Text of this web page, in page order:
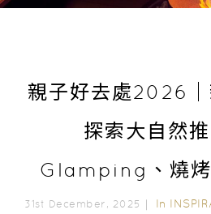
親子好去處2026
探索大自然
Glamping、燒烤
31st December, 2025｜ In